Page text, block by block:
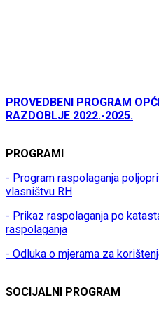
PROVEDBENI PROGRAM
RAZDOBLJE 2022.-2025.
PROGRAMI
- Program raspolaganja
vlasništvu RH
- Prikaz raspolaganja po
raspolaganja
- Odluka o mjerama za
SOCIJALNI PROGRAM